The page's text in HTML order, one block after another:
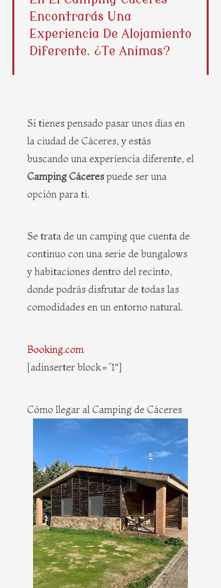
b
o
o
i
t
t
e
r
e
r
e
t
a
r
m
Encontrarás Una
Experiencia De Alojamiento
Diferente. ¿Te Animas?
Si tienes pensado pasar unos días en
la ciudad de Cáceres, y estás
buscando una experiencia diferente, el
Camping Cáceres puede ser una
opción para ti.
Se trata de un camping que cuenta de
continuo con una serie de bungalows
y habitaciones dentro del recinto,
donde podrás disfrutar de todas las
comodidades en un entorno natural.
Booking.com
[adinserter block=”1″]
Cómo llegar al Camping de Cáceres